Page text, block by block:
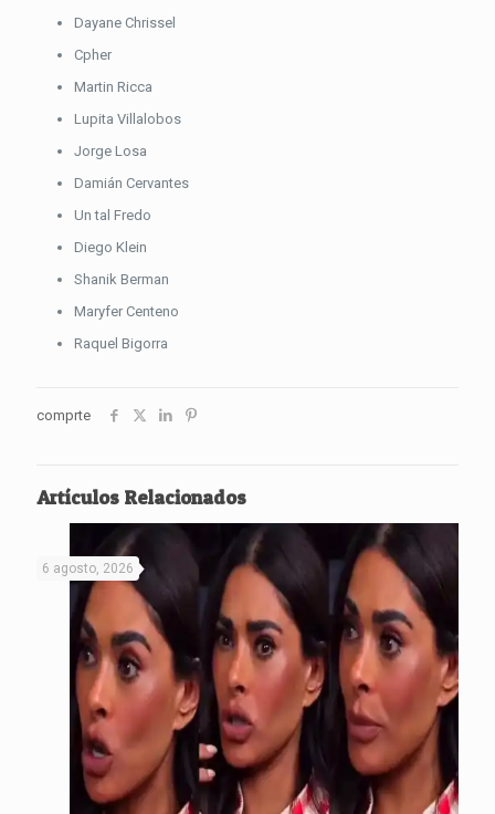
Dayane Chrissel
Cpher
Martin Ricca
Lupita Villalobos
Jorge Losa
Damián Cervantes
Un tal Fredo
Diego Klein
Shanik Berman
Maryfer Centeno
Raquel Bigorra
comprte
Artículos Relacionados
6 agosto, 2026